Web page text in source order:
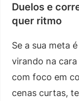
Duelos e
quer ritmo
Se a sua meta
virando na
com foco em
cenas curtas,